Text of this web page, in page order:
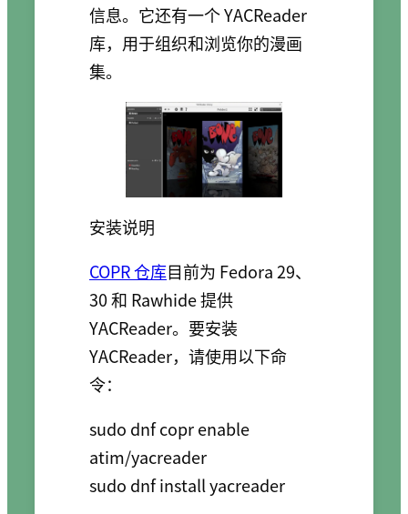
信息。它还有一个 YACReader
库，用于组织和浏览你的漫画
集。
安装说明
COPR 仓库目前为 Fedora 29、
30 和 Rawhide 提供
YACReader。要安装
YACReader，请使用以下命
令：
sudo dnf copr enable
atim/yacreader
sudo dnf install yacreader